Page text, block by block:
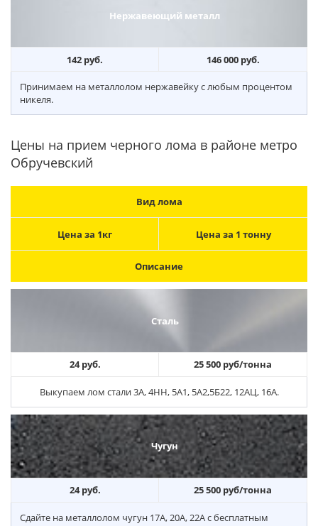
Нержавеющий металл
142 руб. 146 000 руб.
Принимаем на металлолом нержавейку с любым процентом
никеля.
Цены на прием черного лома в районе метро
Обручевский
Вид лома
Цена за 1кг Цена за 1 тонну
Описание
Сталь
24 руб. 25 500 руб/тонна
Выкупаем лом стали 3А, 4НН, 5А1, 5А2,5Б22, 12АЦ, 16А.
Чугун
24 руб. 25 500 руб/тонна
Сдайте на металлолом чугун 17А, 20А, 22А с бесплатным